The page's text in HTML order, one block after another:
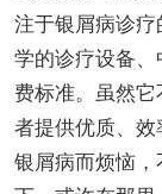
注于银屑病诊
学的诊疗设备
费标准。虽然
者提供优质、
银屑病而烦恼